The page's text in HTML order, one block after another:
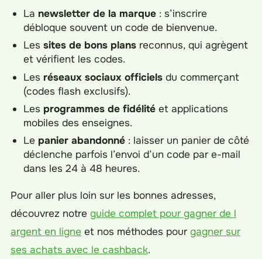
La newsletter de la marque : s’inscrire
débloque souvent un code de bienvenue.
Lessites de bons plans reconnus, qui agrègent
et vérifient les codes.
Les réseaux sociaux officiels du commerçant
(codes flash exclusifs).
Les programmes de fidélité et applications
mobiles des enseignes.
Le panier abandonné : laisser un panier de côté
déclenche parfois l’envoi d’un code par e-mail
dans les 24 à 48 heures.
Pour aller plus loin sur les bonnes adresses,
découvrez notre guide complet pour gagner de l
argent en ligne et nos méthodes pourgagner sur
ses achats avec le cashback.